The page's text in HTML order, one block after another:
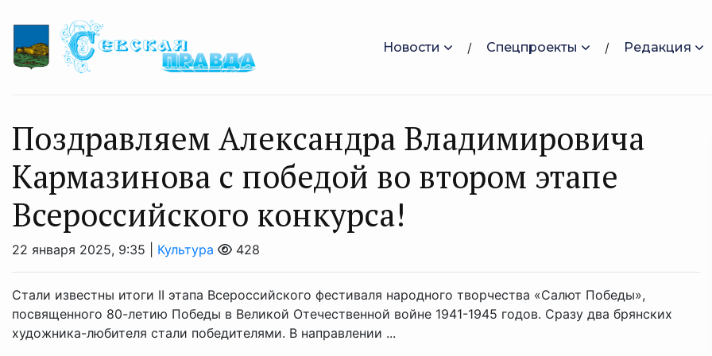
Новости Спецпроекты Редакция
Поздравляем Александра Владимировича
Кармазинова с победой во втором этапе
Всероссийского конкурса!
22 января 2025, 9:35 | Культура 428
Стали известны итоги II этапа Всероссийского фестиваля народного творчества «Салют Победы»,
посвященного 80-летию Победы в Великой Отечественной войне 1941-1945 годов. Сразу два брянских
художника-любителя стали победителями. В направлении ...